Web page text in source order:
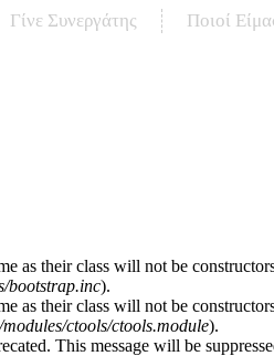
Γίνε Συνεργάτης Ποιοί
as their class will not be
bootstrap.inc).
as their class will not be
ctools/ctools.module).
This message will be